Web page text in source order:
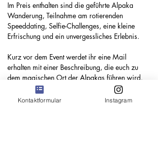
Im Preis enthalten sind die geführte Alpaka
Wanderung, Teilnahme am rotierenden
Speeddating, Selfie-Challenges, eine kleine
Erfrischung und ein unvergessliches Erlebnis.
Kurz vor dem Event werdet ihr eine Mail
erhalten mit einer Beschreibung, die euch zu
dem magischen Ort der Alpakas führen wird.
Erlebt einen einzigartigen Abend voller
Kontaktformular Instagram